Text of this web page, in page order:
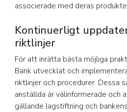
associerade med deras
Kontinuerligt
riktlinjer
För att inrätta bästa möjliga
Bank utvecklat och
riktlinjer och procedurer. Dessa
anställda är välinformerade och
gällande lagstiftning och